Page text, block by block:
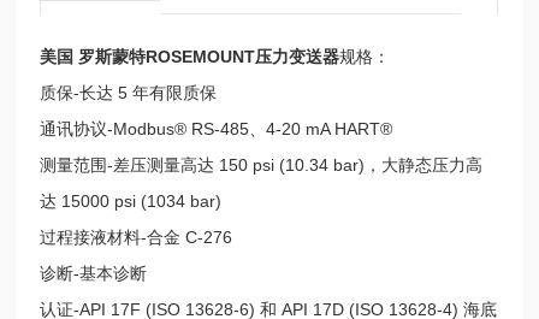
美国 罗斯蒙特ROSEMOUNT压力变送器规格：
质保-长达 5 年有限质保
通讯协议-Modbus® RS-485、4-20 mA HART®
测量范围-差压测量高达 150 psi (10.34 bar)，大静态压力高
达 15000 psi (1034 bar)
过程接液材料-合金 C-276
诊断-基本诊断
认证-API 17F (ISO 13628-6) 和 API 17D (ISO 13628-4) 海底